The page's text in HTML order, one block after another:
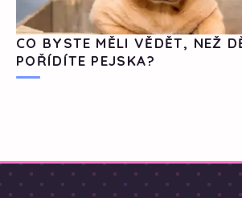
CO BYSTE MĚLI VĚDĚT, NEŽ
POŘÍDÍTE PEJSKA?